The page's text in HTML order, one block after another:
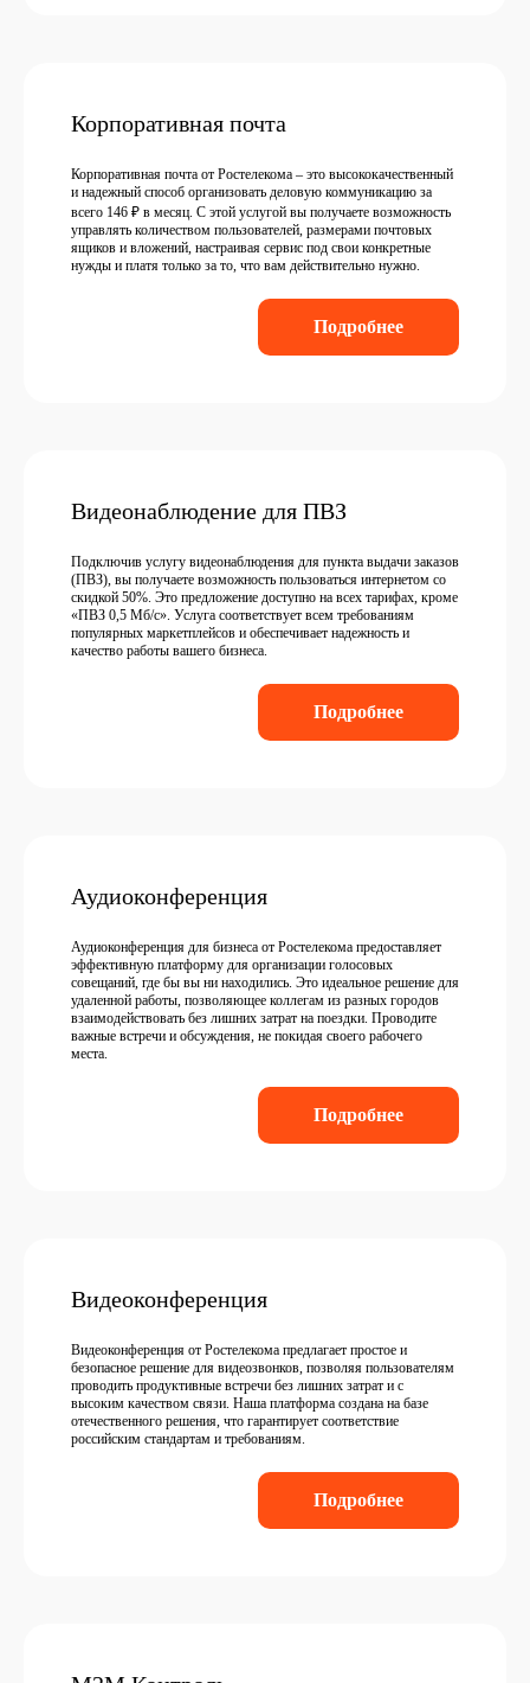
Корпоративная почта
Корпоративная почта от Ростелекома – это высококачественный
и надежный способ организовать деловую коммуникацию за
всего 146 ₽ в месяц. С этой услугой вы получаете возможность
управлять количеством пользователей, размерами почтовых
ящиков и вложений, настраивая сервис под свои конкретные
нужды и платя только за то, что вам действительно нужно.
Подробнее
Видеонаблюдение для ПВЗ
Подключив услугу видеонаблюдения для пункта выдачи заказов
(ПВЗ), вы получаете возможность пользоваться интернетом со
скидкой 50%. Это предложение доступно на всех тарифах, кроме
«ПВЗ 0,5 Мб/с». Услуга соответствует всем требованиям
популярных маркетплейсов и обеспечивает надежность и
качество работы вашего бизнеса.
Подробнее
Аудиоконференция
Аудиоконференция для бизнеса от Ростелекома предоставляет
эффективную платформу для организации голосовых
совещаний, где бы вы ни находились. Это идеальное решение для
удаленной работы, позволяющее коллегам из разных городов
взаимодействовать без лишних затрат на поездки. Проводите
важные встречи и обсуждения, не покидая своего рабочего
места.
Подробнее
Видеоконференция
Видеоконференция от Ростелекома предлагает простое и
безопасное решение для видеозвонков, позволяя пользователям
проводить продуктивные встречи без лишних затрат и с
высоким качеством связи. Наша платформа создана на базе
отечественного решения, что гарантирует соответствие
российским стандартам и требованиям.
Подробнее